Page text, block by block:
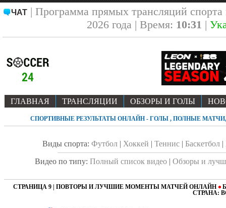
ЧАТ | Программа прямых трансляций
2026 года | Время: 10:31 |
ГЛАВНАЯ ТРАНСЛЯЦИИ ОБЗОРЫ И ГОЛЫ
СПОРТИВНЫЕ РЕЗУЛЬТАТЫ ОНЛАЙН - ГОЛЫ , ПОЛНЫЕ
Виды спорта: Футбол| Хоккей | Теннис| Баскетбол|
Видео по типу: Полный список видео | Обзоры и
СТРАНИЦА 9 | ПОВТОРЫ И ЛУЧШИЕ МОМЕНТЫ МАТЧЕЙ ОНЛАЙН
CТРАНА: